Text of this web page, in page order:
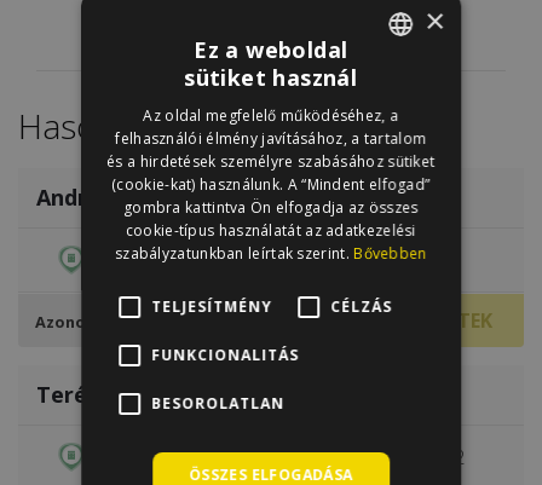
Hasonló Lakások
Andrássy út
6. ker. 75 m2
Azonosító 797480 TOVÁBBI RÉSZLETEK
Terézváros
80 m2 2
ENGLISH
HUNGARIAN
×
Ez a weboldal
sütiket használ
Az oldal megfelelő működéséhez, a
felhasználói élmény javításához, a tartalom
és a hirdetések személyre szabásához sütiket
(cookie-kat) használunk. A “Mindent elfogad”
gombra kattintva Ön elfogadja az összes
cookie-típus használatát az adatkezelési
szabályzatunkban leírtak szerint. Bővebben
TELJESÍTMÉNY CÉLZÁS
FUNKCIONALITÁS
BESOROLATLAN
ÖSSZES ELFOGADÁSA